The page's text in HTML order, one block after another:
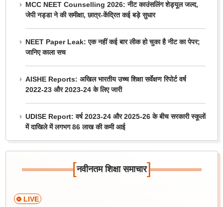
MCC NEET Counselling 2026: नीट काउंसलिंग शेड्यूल जल्द,
जेपी नड्डा ने की समीक्षा, छात्र-केंद्रित कई बड़े सुधार
NEET Paper Leak: एक नहीं कई बार लीक हो चुका है नीट का पेपर;
जानिए काला सच
AISHE Reports: अखिल भारतीय उच्च शिक्षा सर्वेक्षण रिपोर्ट वर्ष
2022-23 और 2023-24 के लिए जारी
UDISE Report: वर्ष 2023-24 और 2025-26 के बीच सरकारी स्कूलों
में दाखिले में लगभग 86 लाख की कमी आई
[नवीनतम शिक्षा समाचार]
LIVE